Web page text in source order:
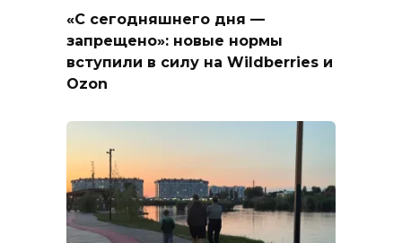
«С сегодняшнего дня —
запрещено»: новые нормы
вступили в силу на Wildberries и
Ozon